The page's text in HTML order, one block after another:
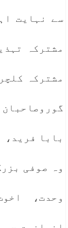
سے نہایت
مشترکہ
مشترکہ
بابا فرید،
وہ صوفی
وحدت،